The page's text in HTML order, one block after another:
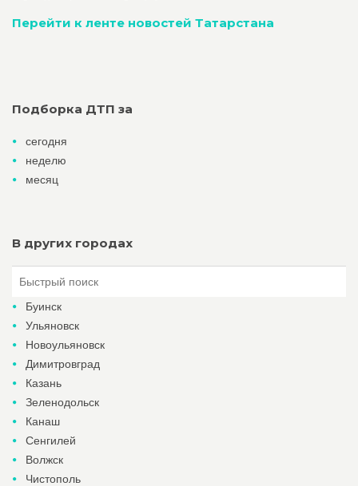
Перейти к ленте новостей Татарстана
Подборка ДТП за
сегодня
неделю
месяц
В других городах
Буинск
Ульяновск
Новоульяновск
Димитровград
Казань
Зеленодольск
Канаш
Сенгилей
Волжск
Чистополь